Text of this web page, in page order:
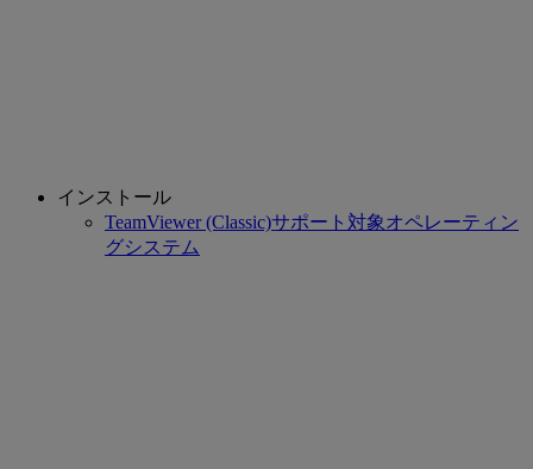
インストール
TeamViewer (Classic)サポート対象オペレーティン
グシステム